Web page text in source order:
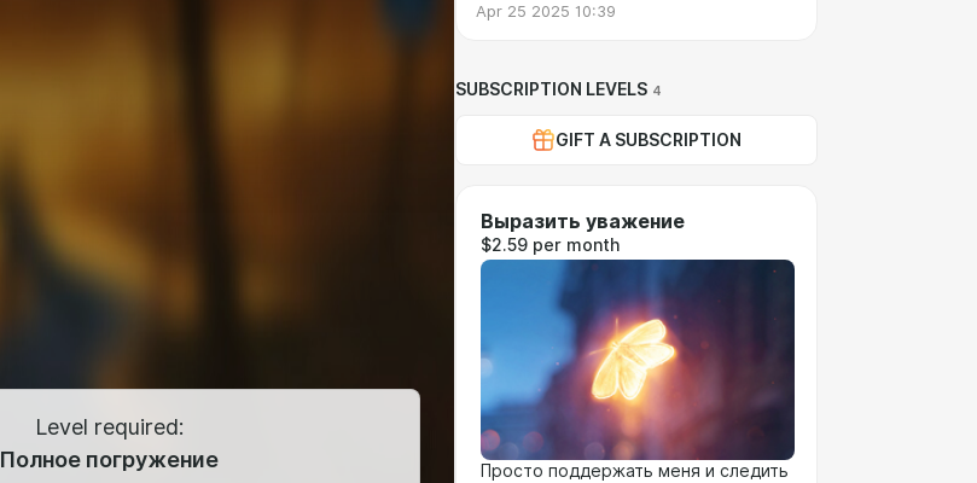
Level required:
Полное погружение
Apr 25 2025 10:39
SUBSCRIPTION LEVELS 4
GIFT A SUBSCRIPTION
Выразить уважение
$2.59 per month
Просто поддержать меня и следить